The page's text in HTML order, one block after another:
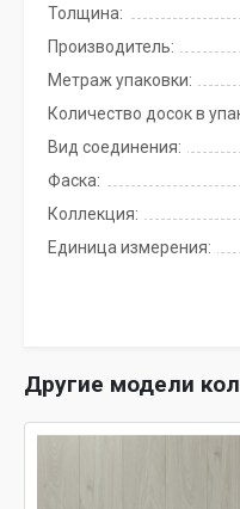
Толщина:
Производитель:
Метраж упаковки:
Количество досок в
Вид соединения:
Фаска:
Коллекция:
Единица измерения:
Другие модели